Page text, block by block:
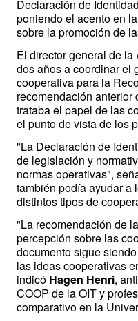
Declaración de
poniendo el acento en
sobre la promoción de
El director general de la
dos años a coordinar el
cooperativa para la
recomendación anterior
trataba el papel de las
el punto de vista de los
"La Declaración de
de legislación y
normas operativas",
también podía ayudar a
distintos tipos de
"La recomendación de
percepción sobre las
documento sigue
las ideas cooperativas
indicó Hagen Henri,
COOP de la OIT y
comparativo en la